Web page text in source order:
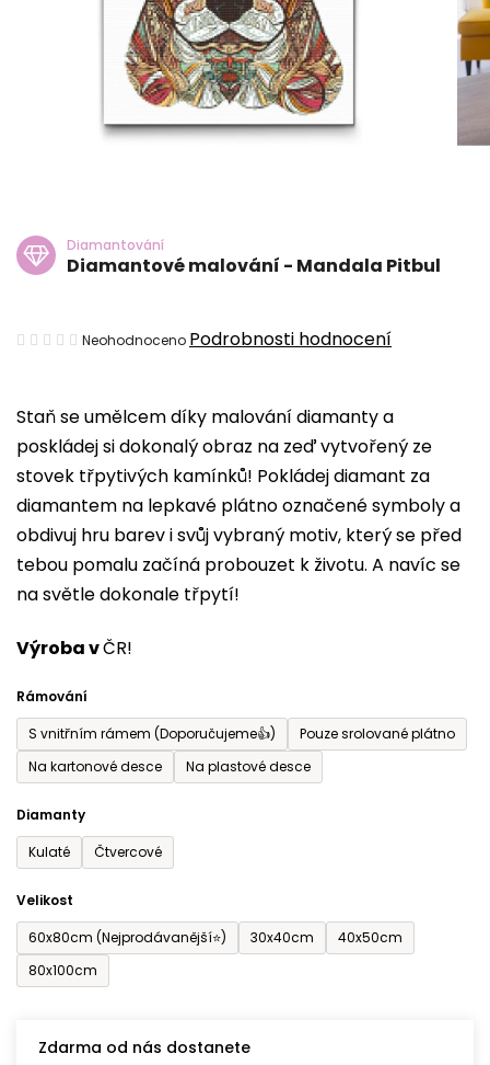
Staň se umělcem díky malování diamanty a
poskládej si dokonalý obraz na zeď vytvořený ze
stovek třpytivých kamínků! Pokládej diamant za
diamantem na lepkavé plátno označené symboly a
obdivuj hru barev i svůj vybraný motiv, který se před
tebou pomalu začíná probouzet k životu. A navíc se
na světle dokonale třpytí!
Výroba vČR!
Rámování
S vnitřním rámem (Doporučujeme👍)
Pouze srolované plátno
Na kartonové desce
Na plastové desce
Diamanty
Kulaté
Čtvercové
Velikost
60x80cm (Nejprodávanější⭐)
30x40cm
40x50cm
80x100cm
Zdarma od nás dostanete
Diamantování
Diamantové malování - Mandala Pitbul
Průměrné
je
0,0
z
5
hvězdiček.
Neohodnoceno Podrobnosti hodnocení